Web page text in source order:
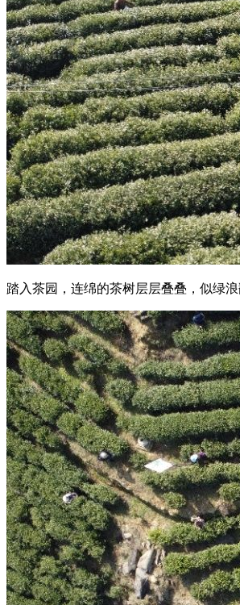
踏入茶园，连绵的茶树层层叠叠，似绿